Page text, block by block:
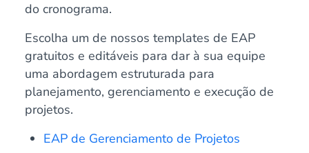
do cronograma.
Escolha um de nossos templates de EAP
gratuitos e editáveis para dar à sua equipe
uma abordagem estruturada para
planejamento, gerenciamento e execução de
projetos.
EAP de Gerenciamento de Projetos